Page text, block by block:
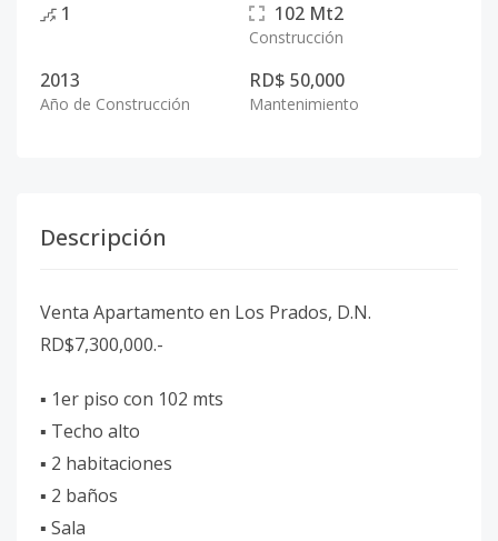
1 102 Mt2
Construcción
2013
Año de Construcción
RD$ 50,000
Mantenimiento
Descripción
Venta Apartamento en Los Prados, D.N.
RD$7,300,000.-
▪︎ 1er piso con 102 mts
▪︎ Techo alto
▪︎ 2 habitaciones
▪︎ 2 baños
▪︎ Sala